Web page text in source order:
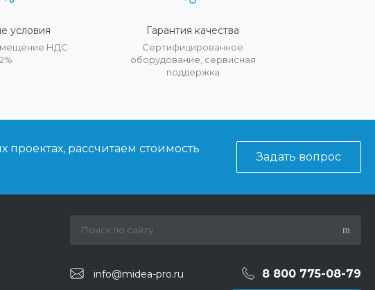
условия
НДС
Гарантия качества
Сертифицированное
оборудование, сервисная
поддержка
рассчитаем стоимость
Задать вопрос
info@midea-pro.ru 8 800 775-08-79